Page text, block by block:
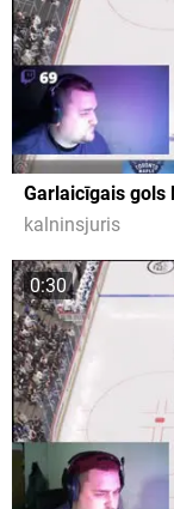
Garlaicīgais gols
kalninsjuris
0:30